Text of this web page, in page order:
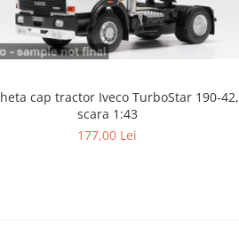
cap tractor Iveco TurboStar 190-42,
scara 1:43
177,00 Lei